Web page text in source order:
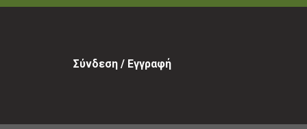
Σύνδεση / Εγγραφή